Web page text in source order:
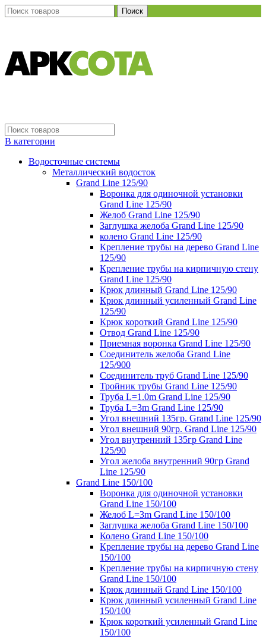
Поиск
В категории
Водосточные системы
Металлический водосток
Grand Line 125/90
Воронка для одиночной установки
Grand Line 125/90
Желоб Grand Line 125/90
Заглушка желоба Grand Line 125/90
колено Grand Line 125/90
Крепление трубы на дерево Grand Line
125/90
Крепление трубы на кирпичную стену
Grand Line 125/90
Крюк длинный Grand Line 125/90
Крюк длинный усиленный Grand Line
125/90
Крюк короткий Grand Line 125/90
Отвод Grand Line 125/90
Приемная воронка Grand Line 125/90
Соединитель желоба Grand Line
125/900
Соединитель труб Grand Line 125/90
Тройник трубы Grand Line 125/90
Труба L=1.0m Grand Line 125/90
Труба L=3m Grand Line 125/90
Угол внешний 135гр. Grand Line 125/90
Угол внешний 90гр. Grand Line 125/90
Угол внутренний 135гр Grand Line
125/90
Угол желоба внутренний 90гр Grand
Line 125/90
Grand Line 150/100
Воронка для одиночной установки
Grand Line 150/100
Желоб L=3m Grand Line 150/100
Заглушка желоба Grand Line 150/100
Колено Grand Line 150/100
Крепление трубы на дерево Grand Line
150/100
Крепление трубы на кирпичную стену
Grand Line 150/100
Крюк длинный Grand Line 150/100
Крюк длинный усиленный Grand Line
150/100
Крюк короткий усиленный Grand Line
150/100